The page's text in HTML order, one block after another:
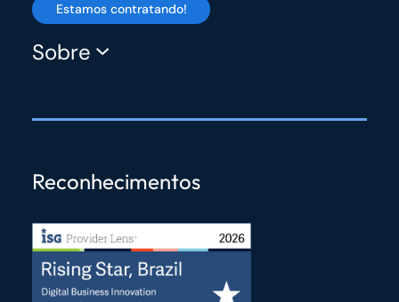
Estamos contratando!
Sobre
Reconhecimentos